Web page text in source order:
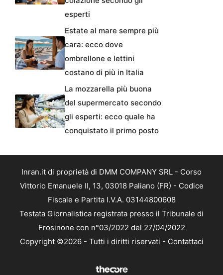
esperti
Estate al mare sempre più
cara: ecco dove
ombrellone e lettini
costano di più in Italia
La mozzarella più buona
del supermercato secondo
gli esperti: ecco quale ha
conquistato il primo posto
Inran.it di proprietà di DMM COMPANY SRL - Corso
Vittorio Emanuele II, 13, 03018 Paliano (FR) - Codice
Fiscale e Partita I.V.A. 03144800608
Testata Giornalistica registrata presso il Tribunale di
Frosinone con n°03/2022 del 27/04/2022
Copyright ©2026 - Tutti i diritti riservati - Contattaci